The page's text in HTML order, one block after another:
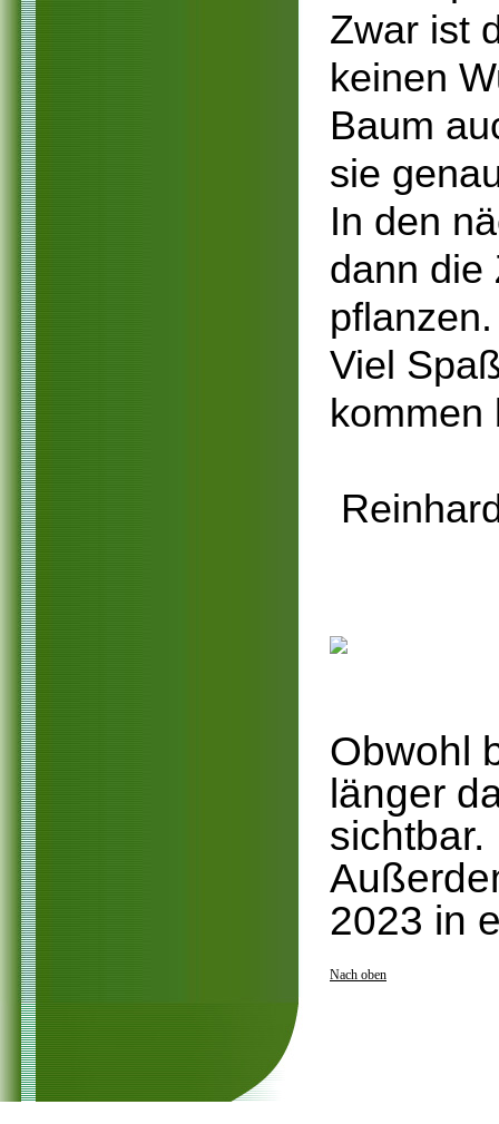
Zwar ist
keinen
Baum
sie
In den
dann die
pflanzen.
Viel
kommen
Obwohl
länger
sichtbar.
2023 in
Nach oben